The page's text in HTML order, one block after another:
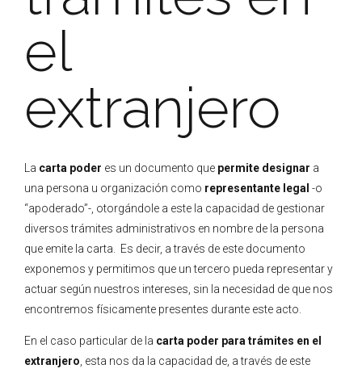
el
extranjero
La carta poder es un documento que permite designar a
una persona u organización como representante legal -o
“apoderado”-, otorgándole a este la capacidad de gestionar
diversos trámites administrativos en nombre de la persona
que emite la carta. Es decir, a través de este documento
exponemos y permitimos que un tercero pueda representar y
actuar según nuestros intereses, sin la necesidad de que nos
encontremos físicamente presentes durante este acto.
En el caso particular de la carta poder para trámites en el
extranjero , esta nos da la capacidad de, a través de este